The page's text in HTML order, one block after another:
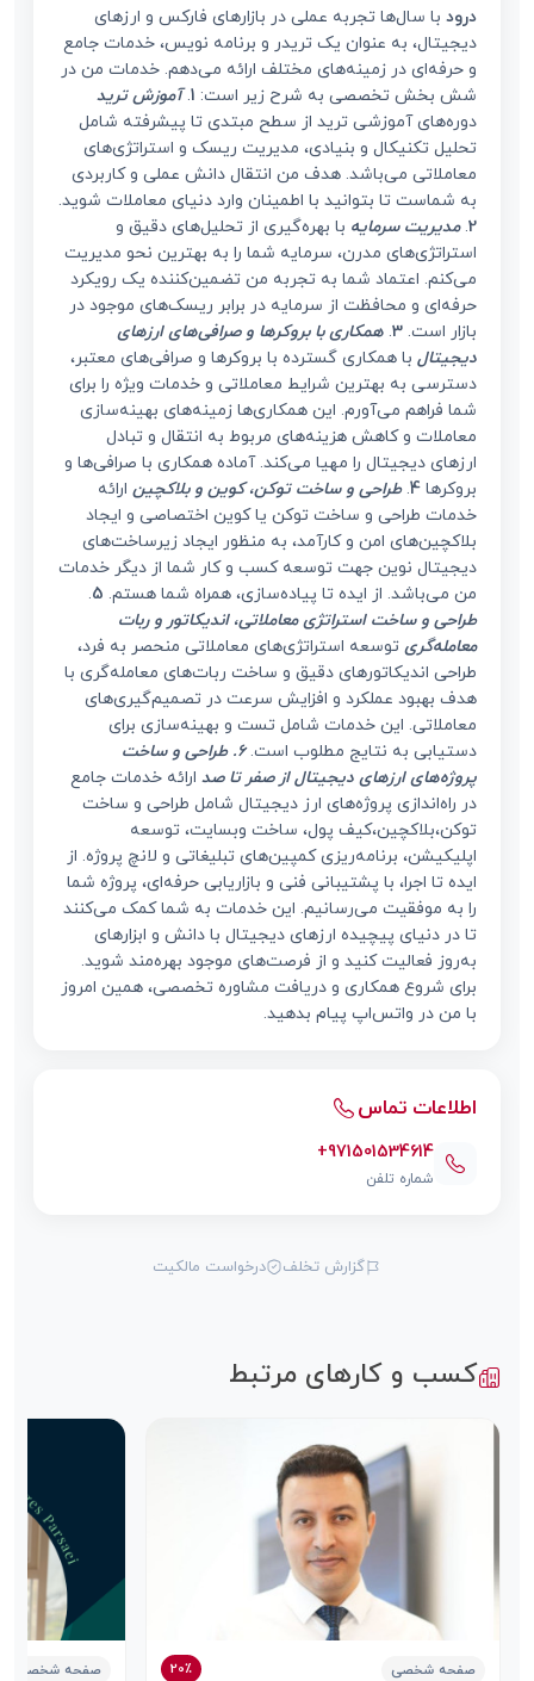
درود با سال‌ها تجربه عملی در بازارهای فارکس و ارزهای
دیجیتال، به عنوان یک تریدر و برنامه نویس، خدمات جامع
و حرفه‌ای در زمینه‌های مختلف ارائه می‌دهم. خدمات من در
شش بخش تخصصی به شرح زیر است: 1
.آموزش ترید
دوره‌های آموزشی ترید از سطح مبتدی تا پیشرفته شامل
تحلیل تکنیکال و بنیادی، مدیریت ریسک و استراتژی‌های
معاملاتی می‌باشد. هدف من انتقال دانش عملی و کاربردی
به شماست تا بتوانید با اطمینان وارد دنیای معاملات شوید.
2
.مدیریت سرمایه با بهره‌گیری از تحلیل‌های دقیق و
استراتژی‌های مدرن، سرمایه شما را به بهترین نحو مدیریت
می‌کنم. اعتماد شما به تجربه من تضمین‌کننده یک رویکرد
حرفه‌ای و محافظت از سرمایه در برابر ریسک‌های موجود در
بازار است. 3
. همکاری با بروکرها و صرافی‌های ارزهای
دیجیتال با همکاری گسترده با بروکرها و صرافی‌های معتبر،
دسترسی به بهترین شرایط معاملاتی و خدمات ویژه را برای
شما فراهم می‌آورم. این همکاری‌ها زمینه‌های بهینه‌سازی
معاملات و کاهش هزینه‌های مربوط به انتقال و تبادل
ارزهای دیجیتال را مهیا می‌کند. آماده همکاری با صرافی‌ها و
بروکرها4
.طراحی و ساخت توکن، کوین و بلاکچین ارائه
خدمات طراحی و ساخت توکن یا کوین اختصاصی و ایجاد
بلاکچین‌های امن و کارآمد، به منظور ایجاد زیرساخت‌های
دیجیتال نوین جهت توسعه کسب و کار شما از دیگر خدمات
من می‌باشد. از ایده تا پیاده‌سازی، همراه شما هستم. 5
.
طراحی و ساخت استراتژی معاملاتی، اندیکاتور و ربات
معامله‌گریتوسعه استراتژی‌های معاملاتی منحصر به فرد،
طراحی اندیکاتورهای دقیق و ساخت ربات‌های معامله‌گری با
هدف بهبود عملکرد و افزایش سرعت در تصمیم‌گیری‌های
معاملاتی. این خدمات شامل تست و بهینه‌سازی برای
دستیابی به نتایج مطلوب است. 6. طراحی و ساخت
پروژه‌های ارزهای دیجیتال از صفر تا صد ارائه خدمات جامع
در راه‌اندازی پروژه‌های ارز دیجیتال شامل طراحی و ساخت
توکن،بلاکچین،کیف پول، ساخت وبسایت، توسعه
اپلیکیشن، برنامه‌ریزی کمپین‌های تبلیغاتی و لانچ پروژه. از
ایده تا اجرا، با پشتیبانی فنی و بازاریابی حرفه‌ای، پروژه شما
را به موفقیت می‌رسانیم. این خدمات به شما کمک می‌کنند
تا در دنیای پیچیده ارزهای دیجیتال با دانش و ابزارهای
به‌روز فعالیت کنید و از فرصت‌های موجود بهره‌مند شوید.
برای شروع همکاری و دریافت مشاوره تخصصی، همین امروز
با من در واتس‌اپ پیام بدهید.
اطلاعات تماس
+971501534614
شماره تلفن
گزارش تخلف درخواست مالکیت
کسب و کارهای مرتبط
صفحه شخصی 20٪ صفحه شخصی